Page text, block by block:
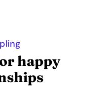
happy